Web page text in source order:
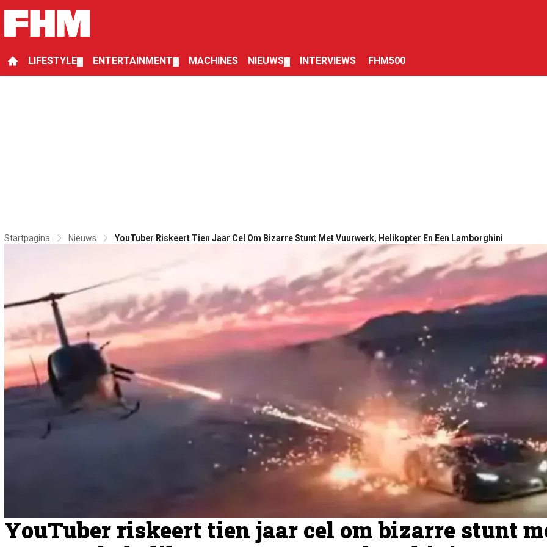
LIFESTYLE ENTERTAINMENT MACHINES NIEUWS INTERVIEWS FHM500
Startpagina Nieuws YouTuber Riskeert Tien Jaar Cel Om Bizarre Stunt Met Vuurwerk, Helikopter En Een Lamborghini
YouTuber riskeert tien jaar cel om bizarre stunt